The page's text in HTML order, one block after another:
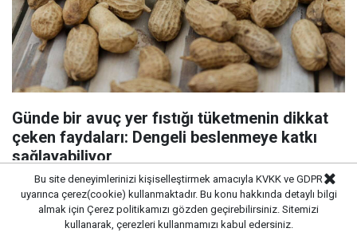
Günde bir avuç yer fıstığı tüketmenin dikkat
çeken faydaları: Dengeli beslenmeye katkı
sağlayabiliyor
Bu site deneyimlerinizi kişiselleştirmek amacıyla KVKK ve GDPR
uyarınca çerez(cookie) kullanmaktadır. Bu konu hakkında detaylı bilgi
almak için Çerez politikamızı gözden geçirebilirsiniz. Sitemizi
kullanarak, çerezleri kullanmamızı kabul edersiniz.